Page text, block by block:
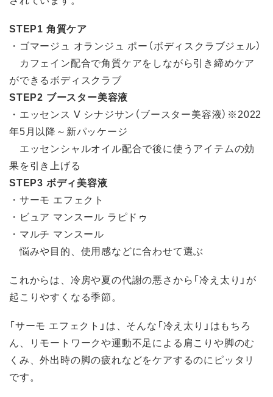
STEP1 角質ケア
・ゴマージュ オランジュ ポー（ボディスクラブジェル）
カフェイン配合で角質ケアをしながら引き締めケア
ができるボディスクラブ
STEP2 ブースター美容液
・エッセンス V シナジサン（ブースター美容液）※2022
年5月以降～新パッケージ
エッセンシャルオイル配合で後に使うアイテムの効
果を引き上げる
STEP3 ボディ美容液
・サーモ エフェクト
・ビュア マンスール ラピドゥ
・マルチ マンスール
悩みや目的、使用感などに合わせて選ぶ
これからは、冷房や夏の代謝の悪さから「冷え太り」が
起こりやすくなる季節。
「サーモ エフェクト」は、そんな「冷え太り」はもちろ
ん、リモートワークや運動不足による肩こりや脚のむ
くみ、外出時の脚の疲れなどをケアするのにピッタリ
です。